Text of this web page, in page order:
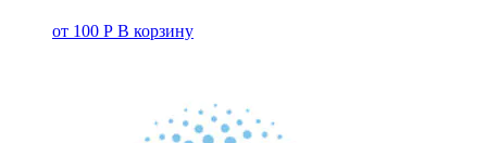
от 100 Р В корзину